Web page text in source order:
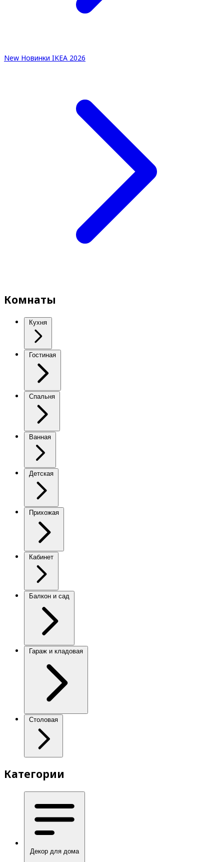
New Новинки IKEA 2026
Комнаты
Кухня
Гостиная
Спальня
Ванная
Детская
Прихожая
Кабинет
Балкон и сад
Гараж и кладовая
Столовая
Категории
Декор для дома